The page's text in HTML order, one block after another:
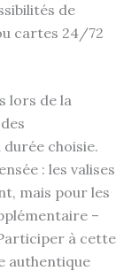
de
cartes 24/72
lors de la
choisie.
: les valises
mais pour les
–
à cette
authentique